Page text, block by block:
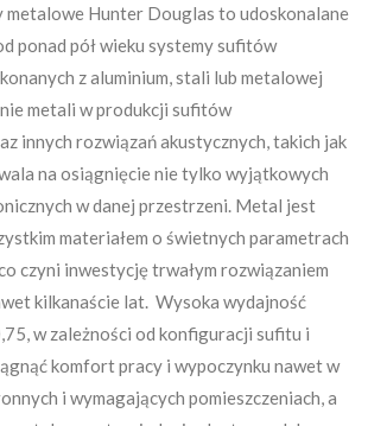
Hunter Douglas to udoskonalane
ponad pół wieku systemy sufitów
z aluminium, stali lub metalowej
metali w produkcji sufitów
innych rozwiązań akustycznych, takich jak
na osiągnięcie nie tylko wyjątkowych
w danej przestrzeni. Metal jest
materiałem o świetnych parametrach
czyni inwestycję trwałym rozwiązaniem
kilkanaście lat. Wysoka wydajność
w zależności od konfiguracji sufitu i
komfort pracy i wypoczynku nawet w
i wymagających pomieszczeniach, a